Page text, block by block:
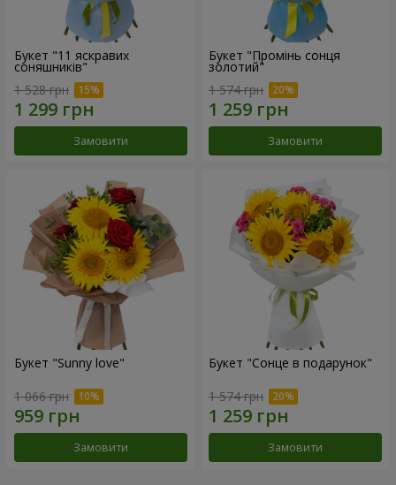
Букет "11 яскравих
соняшників"
1 528 грн
Замовити
Букет "Промінь сонця
золотий"
1 574 грн
Замовити
Букет "Sunny love"
1 066 грн
Замовити
Букет "Сонце в подарунок"
1 574 грн
Замовити